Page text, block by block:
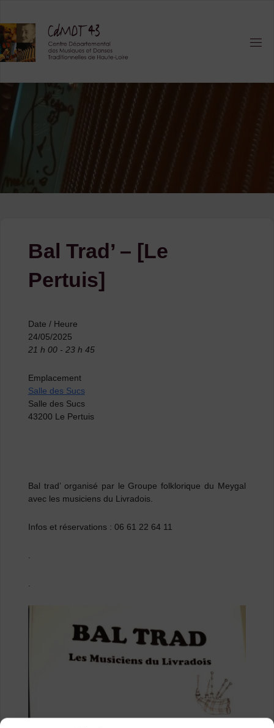
content
Bal Trad’ – [Le
Pertuis]
Date / Heure
24/05/2025
21 h 00 - 23 h 45
Emplacement
Salle des Sucs
Salle des Sucs
43200 Le Pertuis
Bal trad’ organisé par le Groupe folklorique du Meygal
avec les musiciens du Livradois.
Infos et réservations : 06 61 22 64 11